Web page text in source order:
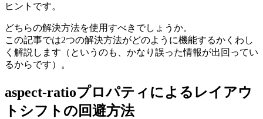
ヒントです。
どちらの解決方法を使用すべきでしょうか。
この記事では2つの解決方法がどのように機能するかくわし
く解説します（というのも、かなり誤った情報が出回ってい
るからです）。
aspect-ratioプロパティによるレイアウ
トシフトの回避方法